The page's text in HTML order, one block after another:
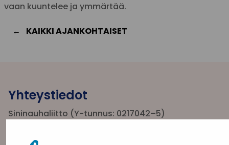
vaan kuuntelee ja ymmärtää.
KAIKKI AJANKOHTAISET
Yhteystiedot
Sininauhaliitto (Y-tunnus: 0217042–5)
toimisto@sininauha.fi